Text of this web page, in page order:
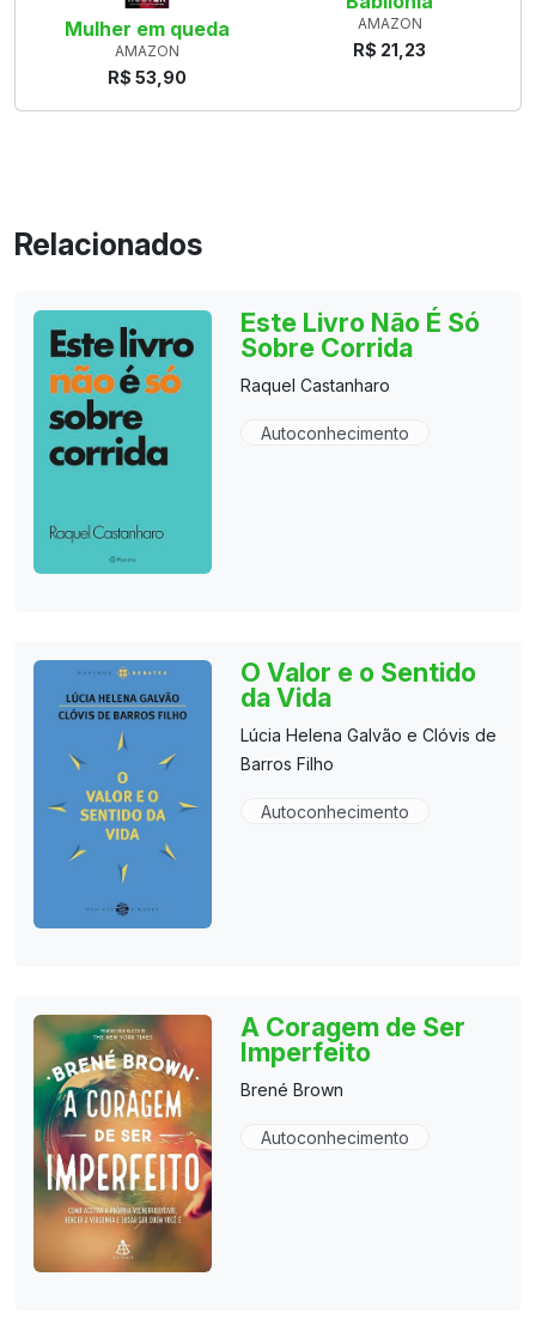
Mulher em queda
AMAZON
R$ 53,90
AMAZON
R$ 21,23
Relacionados
Este Livro Não É Só
Sobre Corrida
Raquel Castanharo
Autoconhecimento
O Valor e o Sentido
da Vida
Lúcia Helena Galvão e Clóvis de
Barros Filho
Autoconhecimento
A Coragem de Ser
Imperfeito
Brené Brown
Autoconhecimento